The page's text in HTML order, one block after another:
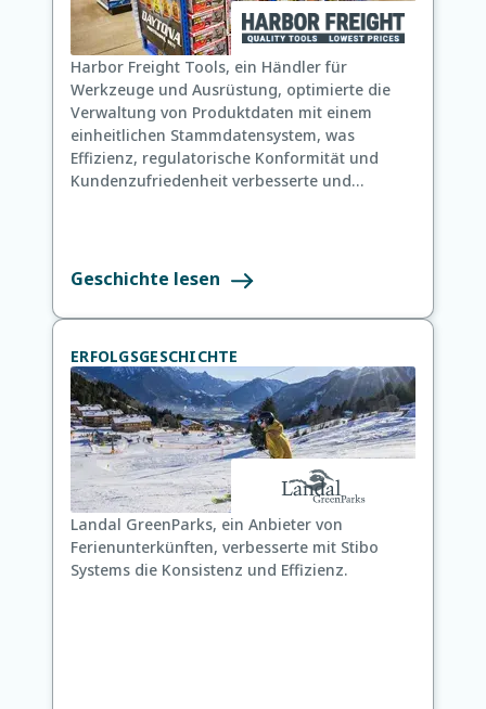
Harbor Freight Tools, ein Händler für
Werkzeuge und Ausrüstung, optimierte die
Verwaltung von Produktdaten mit einem
einheitlichen Stammdatensystem, was
Effizienz, regulatorische Konformität und
Kundenzufriedenheit verbesserte und
Geschichte lesen
ERFOLGSGESCHICHTE
Landal GreenParks, ein Anbieter von
Ferienunterkünften, verbesserte mit Stibo
Systems die Konsistenz und Effizienz.